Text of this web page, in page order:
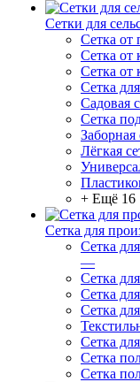
Сетки для
Сетка от
Сетка от
Сетка от
Сетка
Садовая
Сетка
Заборная
Лёгкая
+ Ещё 16
Сетка для
Сетка
—
Сетка
Сетка
Сетка
Сетка
Сетка
Сетка